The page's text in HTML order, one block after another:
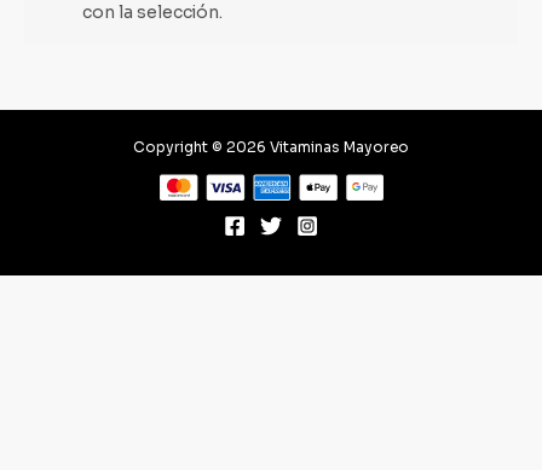
con la selección.
Copyright © 2026 Vitaminas Mayoreo